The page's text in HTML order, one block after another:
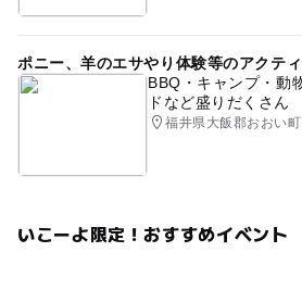
ポニー、羊のエサやり体験等のアクテ
BBQ・キャンプ・動
ドなど盛りだくさん
福井県大飯郡おおい町
いこーよ限定！おすすめイベント